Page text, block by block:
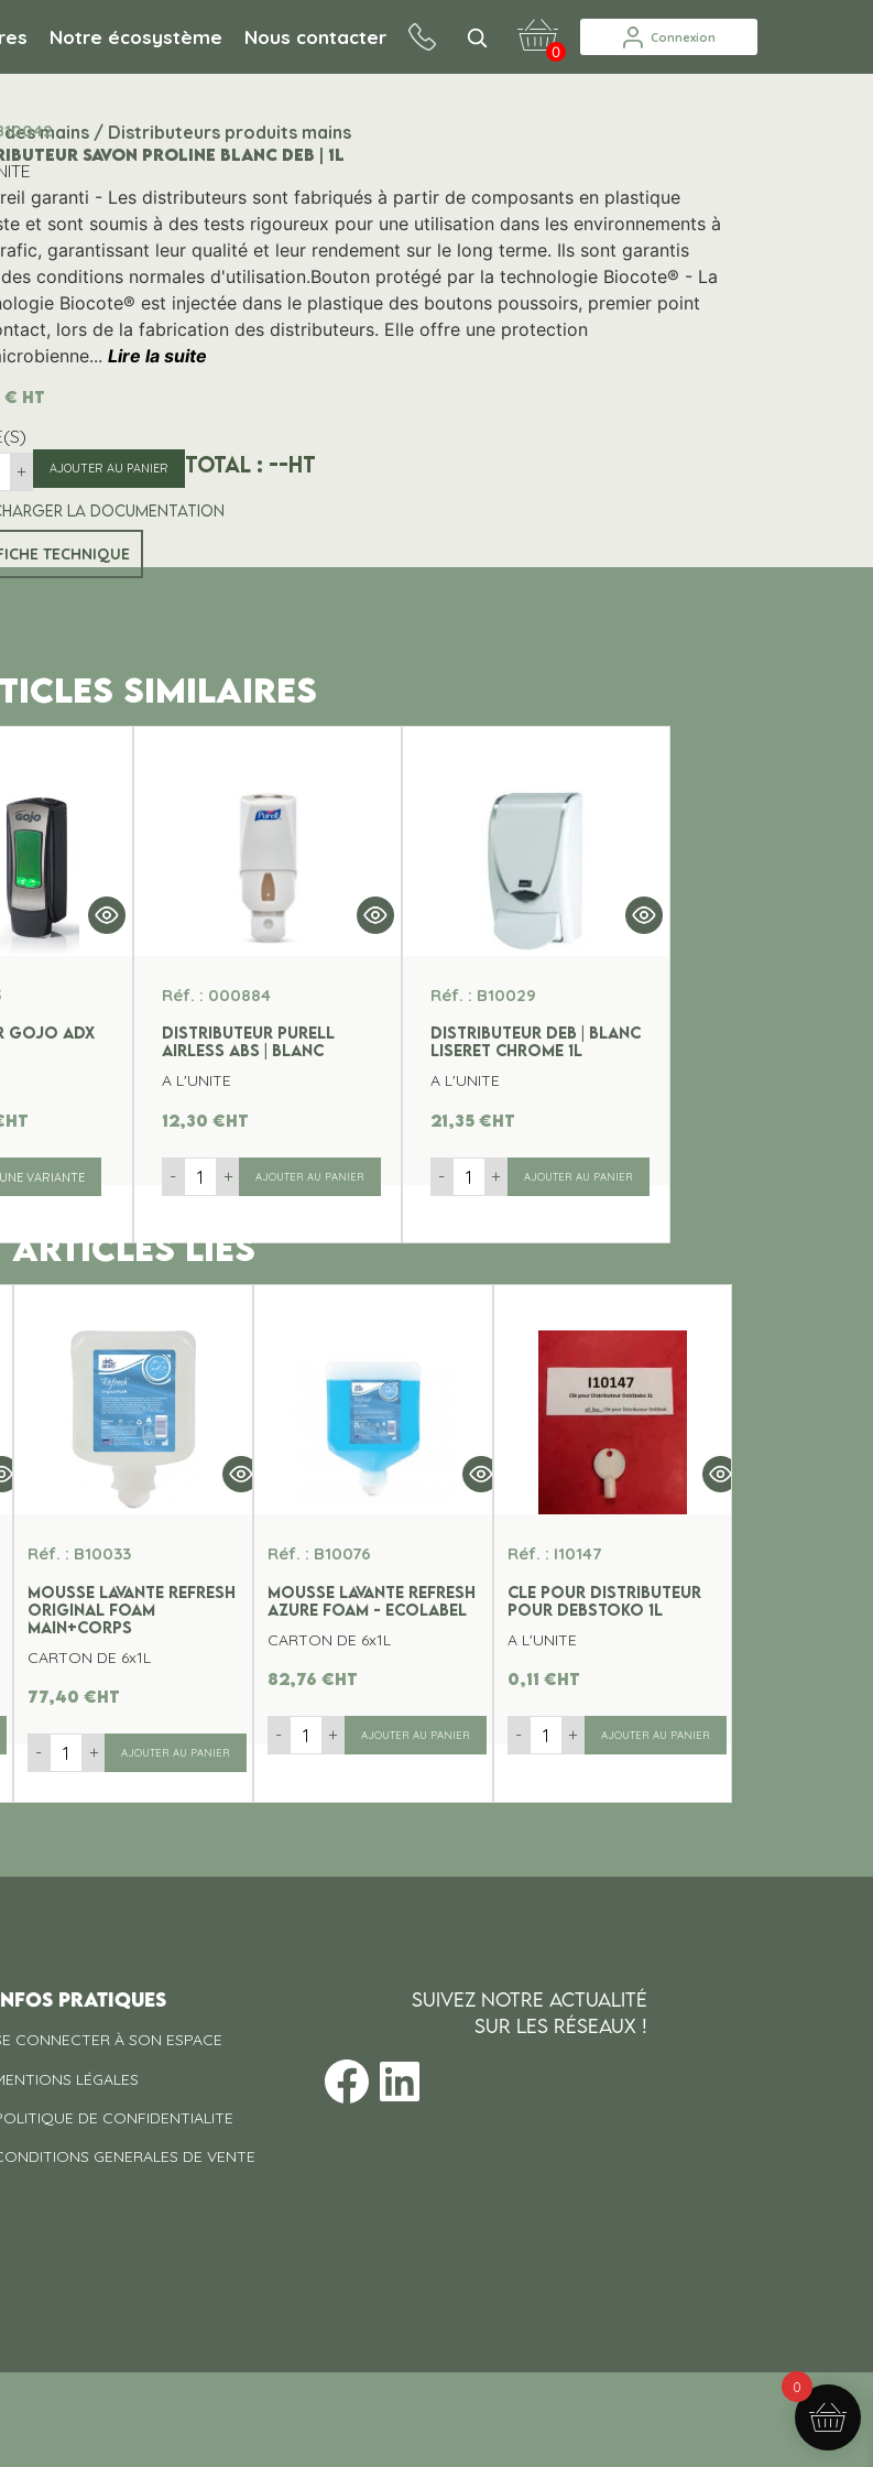
Notre écosystème Nous contacter
0
Connexion
des mains / Distributeurs produits mains
SAVON PROLINE BLANC DEB | 1L
garanti - Les distributeurs sont fabriqués à partir de composants en plastique
et sont soumis à des tests rigoureux pour une utilisation dans les environnements à
garantissant leur qualité et leur rendement sur le long terme. Ils sont garantis
conditions normales d'utilisation.Bouton protégé par la technologie Biocote® - La
Biocote® est injectée dans le plastique des boutons poussoirs, premier point
lors de la fabrication des distributeurs. Elle offre une protection
Lire la suite
€ HT
+ AJOUTER AU PANIER Total : --HT
la documentation
TECHNIQUE
SIMILAIRES
GOJO ADX
ht
VARIANTE
Réf. : 000884
DISTRIBUTEUR PURELL
AIRLESS ABS | BLANC
A L'UNITE
12,30 €ht
- + AJOUTER AU PANIER
Réf. : B10029
DISTRIBUTEUR DEB | BLANC
LISERET CHROME 1L
A L'UNITE
21,35 €ht
- + AJOUTER AU PANIER
ARTICLES LIES
Réf. : B10033
MOUSSE LAVANTE REFRESH
ORIGINAL FOAM
MAIN+CORPS
CARTON DE 6x1L
77,40€ht
- + AJOUTER AU PANIER
Réf. : B10076
MOUSSE LAVANTE REFRESH
AZURE FOAM - ECOLABEL
CARTON DE 6x1L
82,76 €ht
- + AJOUTER AU PANIER
Réf. : I10147
CLE POUR DISTRIBUTEUR
POUR DEBSTOKO 1L
A L'UNITE
0,11 €ht
- + AJOUTER AU PANIER
PRATIQUES
CONNECTER À SON ESPACE
LÉGALES
DE CONFIDENTIALITE
GENERALES DE VENTE
SUIVEZ NOTRE ACTUALITÉ
SUR LES RÉSEAUX !
0